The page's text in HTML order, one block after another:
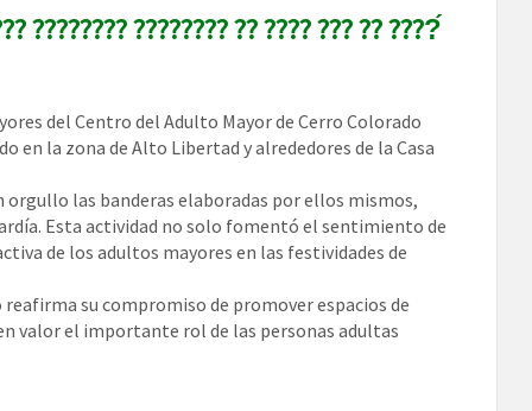
???????? ???????? ?? ???? ??? ?? ????́
del Centro del Adulto Mayor de Cerro Colorado
en la zona de Alto Libertad y alrededores de la Casa
las banderas elaboradas por ellos mismos,
Esta actividad no solo fomentó el sentimiento de
de los adultos mayores en las festividades de
su compromiso de promover espacios de
valor el importante rol de las personas adultas